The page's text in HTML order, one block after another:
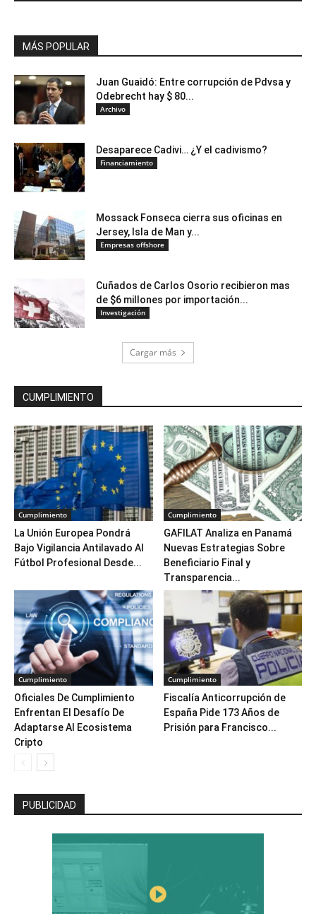
MÁS POPULAR
Juan Guaidó: Entre corrupción de Pdvsa y
Odebrecht hay $ 80...
Archivo
Desaparece Cadivi… ¿Y el cadivismo?
Financiamiento
Mossack Fonseca cierra sus oficinas en
Jersey, Isla de Man y...
Empresas offshore
Cuñados de Carlos Osorio recibieron mas
de $6 millones por importación...
Investigación
Cargar más
CUMPLIMIENTO
Cumplimiento
La Unión Europea Pondrá
Bajo Vigilancia Antilavado Al
Fútbol Profesional Desde...
Cumplimiento
GAFILAT Analiza en Panamá
Nuevas Estrategias Sobre
Beneficiario Final y
Transparencia...
Cumplimiento
Oficiales De Cumplimiento
Enfrentan El Desafío De
Adaptarse Al Ecosistema
Cripto
Cumplimiento
Fiscalía Anticorrupción de
España Pide 173 Años de
Prisión para Francisco...
PUBLICIDAD